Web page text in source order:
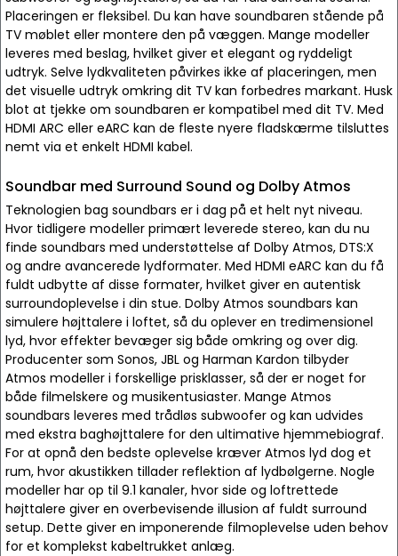
Placeringen er fleksibel. Du kan have soundbaren stående på
TV møblet eller montere den på væggen. Mange modeller
leveres med beslag, hvilket giver et elegant og ryddeligt
udtryk. Selve lydkvaliteten påvirkes ikke af placeringen, men
det visuelle udtryk omkring dit TV kan forbedres markant. Husk
blot at tjekke om soundbaren er kompatibel med dit TV. Med
HDMI ARC eller eARC kan de fleste nyere fladskærme tilsluttes
nemt via et enkelt HDMI kabel.
Soundbar med Surround Sound og Dolby Atmos
Teknologien bag soundbars er i dag på et helt nyt niveau.
Hvor tidligere modeller primært leverede stereo, kan du nu
finde soundbars med understøttelse af Dolby Atmos, DTS:X
og andre avancerede lydformater. Med HDMI eARC kan du få
fuldt udbytte af disse formater, hvilket giver en autentisk
surroundoplevelse i din stue. Dolby Atmos soundbars kan
simulere højttalere i loftet, så du oplever en tredimensionel
lyd, hvor effekter bevæger sig både omkring og over dig.
Producenter som Sonos, JBL og Harman Kardon tilbyder
Atmos modeller i forskellige prisklasser, så der er noget for
både filmelskere og musikentusiaster. Mange Atmos
soundbars leveres med trådløs subwoofer og kan udvides
med ekstra baghøjttalere for den ultimative hjemmebiograf.
For at opnå den bedste oplevelse kræver Atmos lyd dog et
rum, hvor akustikken tillader reflektion af lydbølgerne. Nogle
modeller har op til 9.1 kanaler, hvor side og loftrettede
højttalere giver en overbevisende illusion af fuldt surround
setup. Dette giver en imponerende filmoplevelse uden behov
for et komplekst kabeltrukket anlæg.